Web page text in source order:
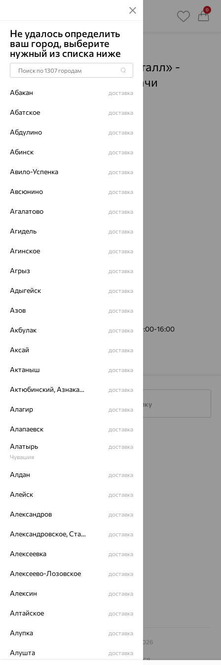
0
Главная Магазины
Ювелирный дом «Кристалл» -
Врангель- Пункты выдачи
Смотреть все города
пр. Приморский, 14 (пункт выдачи)
График работы: Пн-Пт 10:00-19:00, Сб 10:00-16:00
Подписаться на рассылку
Акции
Магазины
Покупателям
О нас
Магазины и доставка
еще 3
8 (800) 250-02-30
– 2026
Архив акций
На информационном ресурсе применяются
Не удалось определить
ваш город, выберите
нужный из списка ниже
Абакан доставка
Абатское доставка
Абдулино доставка
Абинск доставка
Авило-Успенка доставка
Авсюнино доставка
Агалатово доставка
Агидель доставка
Агинское доставка
Агрыз доставка
Адыгейск доставка
Азов доставка
Акбулак доставка
Аксай доставка
Актаныш доставка
Актюбинский, Азнакаевский район доставка
Алагир доставка
Алапаевск доставка
Алатырь
Чувашия
доставка
Алдан доставка
Алейск доставка
Александров доставка
Александровское, Ставропольский край доставка
Алексеевка доставка
Алексеево-Лозовское доставка
Алексин доставка
Алтайское доставка
Алупка доставка
Алушта доставка